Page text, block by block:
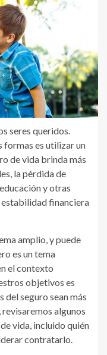
seres queridos.
formas es utilizar un
de vida brinda más
la pérdida de
y otras
estabilidad financiera
amplio, y puede
es un tema
el contexto
objetivos es
del seguro sean más
algunos
vida, incluido quién
contratarlo.